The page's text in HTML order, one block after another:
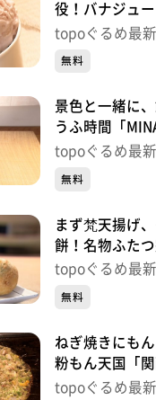
役！バナジュ
GELATO」（名
topoぐるめ最新
無料
景色と一緒に
うふ時間「
yuriage」（名
topoぐるめ最新
無料
まず梵天揚げ
餅！名物ふた
幡･別品館」（
topoぐるめ最新
無料
ねぎ焼きにも
粉もん天国「
き 田よし」（
topoぐるめ最新